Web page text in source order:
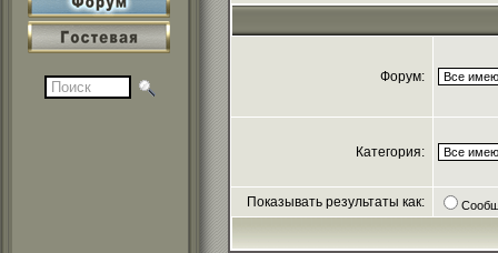
Форум:
Категория:
Показывать результаты как: